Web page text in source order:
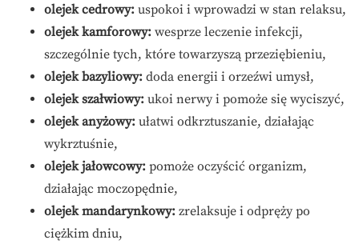
olejek cedrowy: uspokoi i wprowadzi w stan relaksu,
olejek kamforowy: wesprze leczenie infekcji,
szczególnie tych, które towarzyszą przeziębieniu,
olejek bazyliowy: doda energii i orzeźwi umysł,
olejek szałwiowy: ukoi nerwy i pomoże się wyciszyć,
olejek anyżowy: ułatwi odkrztuszanie, działając
wykrztuśnie,
olejek jałowcowy: pomoże oczyścić organizm,
działając moczopędnie,
olejek mandarynkowy: zrelaksuje i odpręży po
ciężkim dniu,